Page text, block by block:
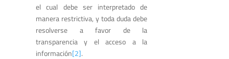
el cual debe ser interpretado de
manera restrictiva, y toda duda debe
resolverse a favor de la
transparencia y el acceso a la
información[2].